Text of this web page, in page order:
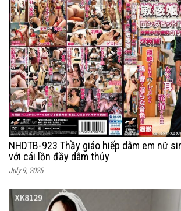
NHDTB-923 Thầy giáo hiếp dâm em nữ
với cái lồn đầy dâm thủy
July 9, 2025